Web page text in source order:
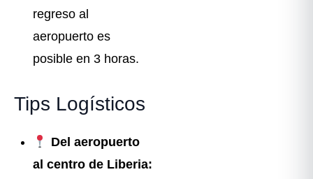
regreso al
aeropuerto es
posible en 3 horas.
Tips Logísticos
Del aeropuerto
al centro de Liberia: